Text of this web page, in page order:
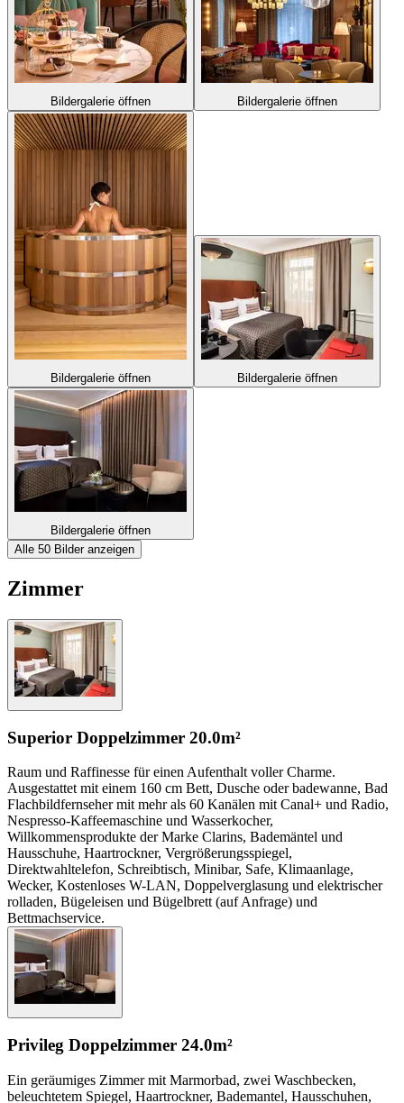
Bildergalerie öffnen Bildergalerie öffnen
Bildergalerie öffnen Bildergalerie öffnen
Bildergalerie öffnen
Alle 50 Bilder anzeigen
Zimmer
Superior Doppelzimmer 20.0m²
Raum und Raffinesse für einen Aufenthalt voller Charme.
Ausgestattet mit einem 160 cm Bett, Dusche oder badewanne, Bad
Flachbildfernseher mit mehr als 60 Kanälen mit Canal+ und Radio,
Nespresso-Kaffeemaschine und Wasserkocher,
Willkommensprodukte der Marke Clarins, Bademäntel und
Hausschuhe, Haartrockner, Vergrößerungsspiegel,
Direktwahltelefon, Schreibtisch, Minibar, Safe, Klimaanlage,
Wecker, Kostenloses W-LAN, Doppelverglasung und elektrischer
rolladen, Bügeleisen und Bügelbrett (auf Anfrage) und
Bettmachservice.
Privileg Doppelzimmer 24.0m²
Ein geräumiges Zimmer mit Marmorbad, zwei Waschbecken,
beleuchtetem Spiegel, Haartrockner, Bademantel, Hausschuhen,